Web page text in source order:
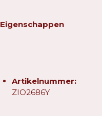
Eigenschappen
Artikelnummer:
ZIO2686Y